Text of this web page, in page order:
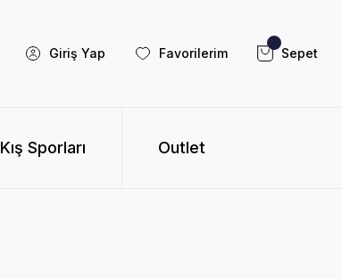
Giriş Yap Favorilerim Sepet
Kış Sporları Outlet